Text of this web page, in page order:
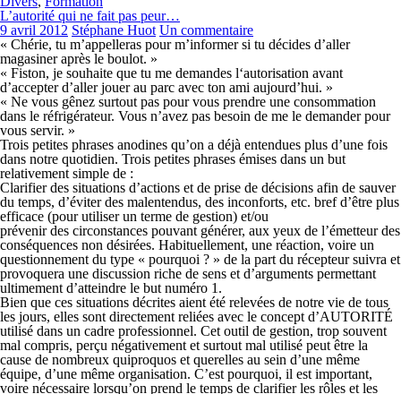
L’autorité qui ne fait pas peur…
9 avril 2012 Stéphane Huot Un commentaire
« Chérie, tu m’appelleras pour m’informer si tu décides d’aller
magasiner après le boulot. »
« Fiston, je souhaite que tu me demandes l‘autorisation avant
d’accepter d’aller jouer au parc avec ton ami aujourd’hui. »
« Ne vous gênez surtout pas pour vous prendre une consommation
dans le réfrigérateur. Vous n’avez pas besoin de me le demander pour
vous servir. »
Trois petites phrases anodines qu’on a déjà entendues plus d’une fois
dans notre quotidien. Trois petites phrases émises dans un but
relativement simple de :
Clarifier des situations d’actions et de prise de décisions afin de sauver
du temps, d’éviter des malentendus, des inconforts, etc. bref d’être plus
efficace (pour utiliser un terme de gestion) et/ou
prévenir des circonstances pouvant générer, aux yeux de l’émetteur des
conséquences non désirées. Habituellement, une réaction, voire un
questionnement du type « pourquoi ? » de la part du récepteur suivra et
provoquera une discussion riche de sens et d’arguments permettant
ultimement d’atteindre le but numéro 1.
Bien que ces situations décrites aient été relevées de notre vie de tous
les jours, elles sont directement reliées avec le concept d’AUTORITÉ
utilisé dans un cadre professionnel. Cet outil de gestion, trop souvent
mal compris, perçu négativement et surtout mal utilisé peut être la
cause de nombreux quiproquos et querelles au sein d’une même
équipe, d’une même organisation. C’est pourquoi, il est important,
voire nécessaire lorsqu’on prend le temps de clarifier les rôles et les